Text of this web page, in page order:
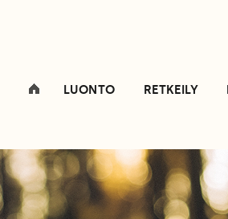
LUONTO RETKEILY